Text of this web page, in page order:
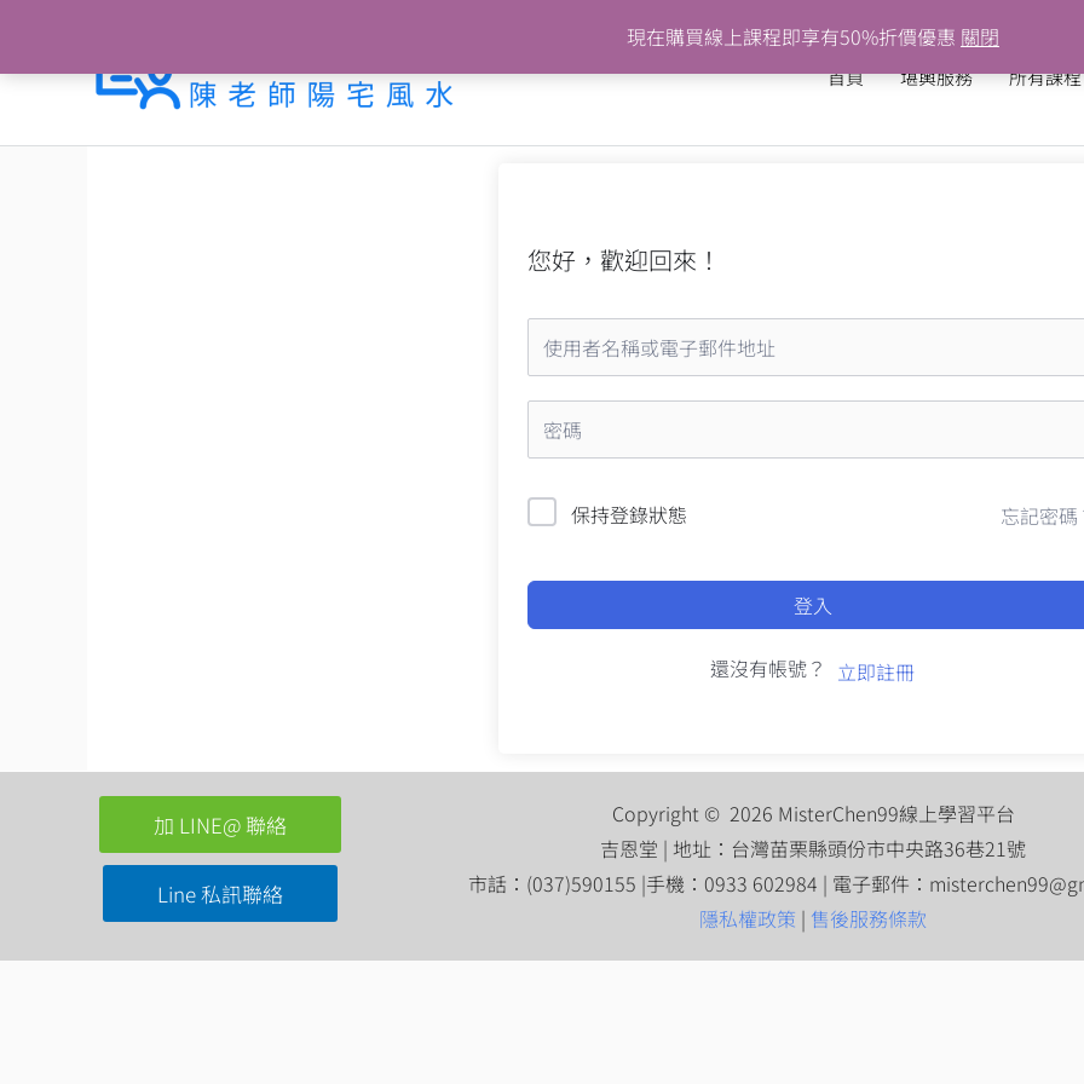
現在購買線上課程即享有50%折價優惠 關閉
內
首頁 堪輿服務 所有課程
您好，歡迎回來！
保持登錄狀態 忘記密碼
登入
還沒有帳號？ 立即註冊
加 LINE@ 聯絡
Line 私訊聯絡
Copyright © 2026 MisterChen99線上學習平台
吉恩堂 | 地址：台灣苗栗縣頭份市中央路36巷21號
市話：(037)590155 |手機：0933 602984 | 電子郵件：
隱私權政策 | 售後服務條款